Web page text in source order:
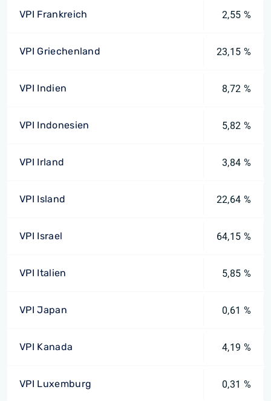
VPI Frankreich 2,55 %
VPI Griechenland 23,15 %
VPI Indien 8,72 %
VPI Indonesien 5,82 %
VPI Irland 3,84 %
VPI Island 22,64 %
VPI Israel 64,15 %
VPI Italien 5,85 %
VPI Japan 0,61 %
VPI Kanada 4,19 %
VPI Luxemburg 0,31 %